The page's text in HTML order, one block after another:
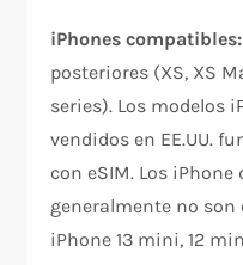
iPhones compatibles:
posteriores (XS, XS
series). Los modelos
vendidos en EE.UU.
con eSIM. Los
generalmente no
iPhone 13 mini, 12